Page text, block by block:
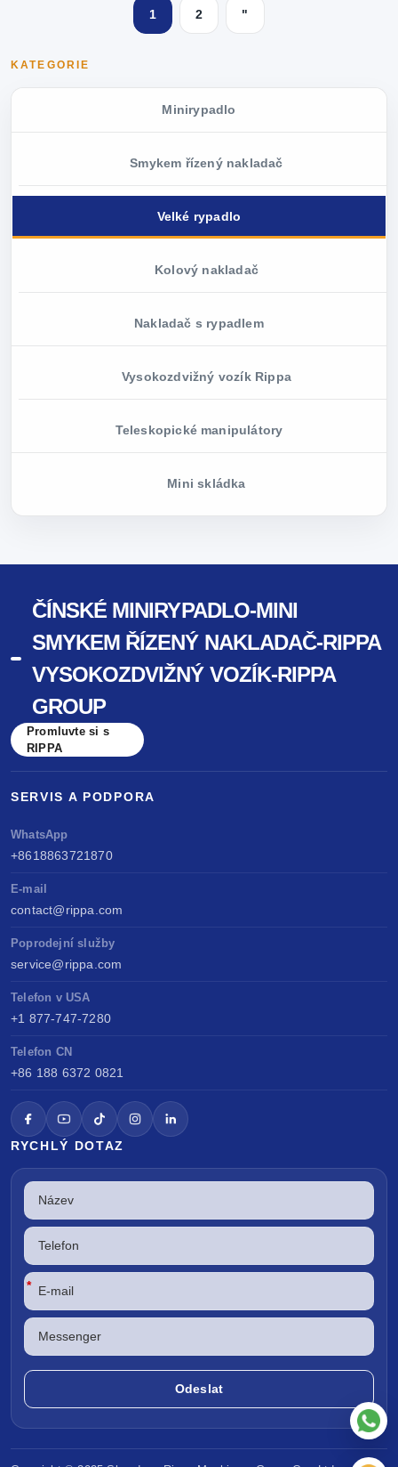
KATEGORIE
Minirypadlo
Smykem řízený nakladač
Velké rypadlo
Kolový nakladač
Nakladač s rypadlem
Vysokozdvižný vozík Rippa
Teleskopické manipulátory
Mini skládka
1 2 "
ČÍNSKÉ MINIRYPADLO-MINI
SMYKEM ŘÍZENÝ NAKLADAČ-RIPPA
VYSOKOZDVIŽNÝ VOZÍK-RIPPA
GROUP
Promluvte si s
RIPPA
SERVIS A PODPORA
WhatsApp
+8618863721870
E-mail
contact@rippa.com
Poprodejní služby
service@rippa.com
Telefon v USA
+1 877-747-7280
Telefon CN
+86 188 6372 0821
RYCHLÝ DOTAZ
*